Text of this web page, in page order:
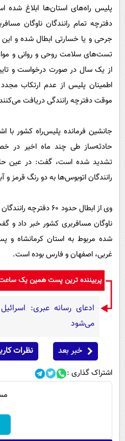
پلیس راه‌های استان‌ها ابلاغ شده
دفترچه تمام رانندگان ناوگان
جرحی و یا خسارتی ابطال شده و این
تست‌های سلامت روحی و روانی و
از یک سال در صورت درخواست و
اطمینان پلیس از عدم ارتکاب
موقت دفترچه رانندگی دریافت
جانشین فرمانده پلیس‌راه کشور با
حادثه‌ساز طی چند ماه اخیر در
تشدید شده است، گفت: در عین
رانندگان اتوبوس‌ها به دو رنگ قرمز
وی از ابطال حدود 60
ناوگان مسافربری کشور خبر داد و
شده مربوط به استان کرمانشاه و
غربی، اصفهان و فارس بوده است.
پربیننده ترین پست همین یک
ادعای رسانه عبری:
می‌شود
خبر بعد نظرات
اشتراک گذاری :